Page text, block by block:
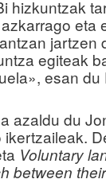
hizkuntzak
eta
jartzen
egiteak
esan du
azaldu du
Voluntary
between